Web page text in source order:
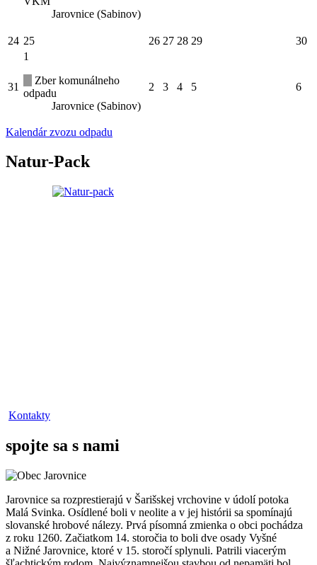
Jarovnice (Sabinov)
24 25 26 27 28 29 30
31
1
Zber komunálneho
odpadu
Jarovnice (Sabinov)
2 3 4 5 6
Kalendár zvozu odpadu
Natur-Pack
Kontakty
spojte sa s nami
Jarovnice sa rozprestierajú v Šarišskej vrchovine v údolí potoka
Malá Svinka. Osídlené boli v neolite a v jej histórii sa spomínajú
slovanské hrobové nálezy. Prvá písomná zmienka o obci pochádza
z roku 1260. Začiatkom 14. storočia to boli dve osady Vyšné
a Nižné Jarovnice, ktoré v 15. storočí splynuli. Patrili viacerým